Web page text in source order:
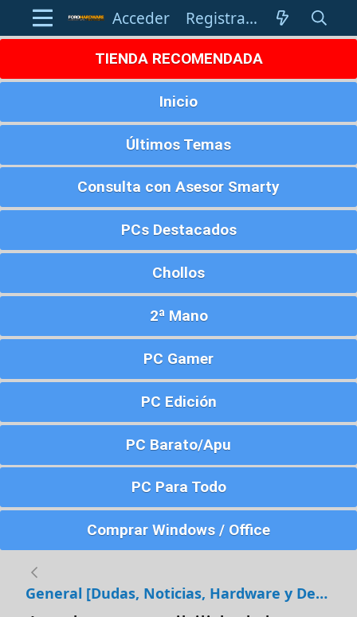
Acceder Registrarse
TIENDA RECOMENDADA
Inicio
Últimos Temas
Consulta con Asesor Smarty
PCs Destacados
Chollos
2ª Mano
PC Gamer
PC Edición
PC Barato/Apu
PC Para Todo
Comprar Windows / Office
General [Dudas, Noticias, Hardware y Debates]